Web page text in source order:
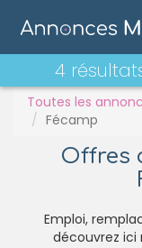
Toutes les
Fécamp
4
PH
Stages -
Statut TNS
Vacations
Offres
Emploi,
découvrez ici